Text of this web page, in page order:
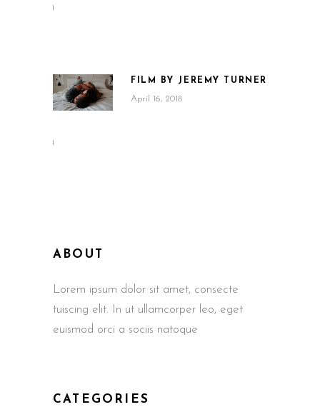
FILM BY JEREMY TURNER
April 16, 2018
ABOUT
Lorem ipsum dolor sit amet, consecte
tuiscing elit. In ut ullamcorper leo, eget
euismod orci a sociis natoque
CATEGORIES